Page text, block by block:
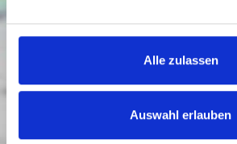
Alle zulassen
Auswahl erlauben